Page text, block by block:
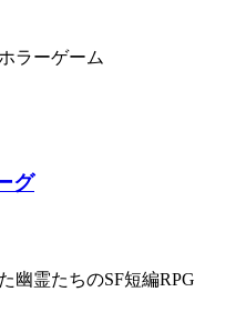
ラーゲーム
グ
幽霊たちのSF短編RPG